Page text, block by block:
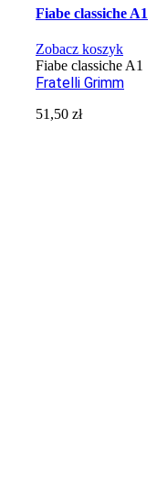
Fiabe classiche A1
Zobacz koszyk
Fiabe classiche A1
Fratelli Grimm
51,50zł